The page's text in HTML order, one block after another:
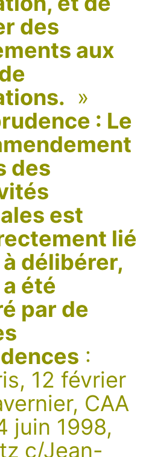
des
aux
»
: Le
des
est
lié
délibérer,
été
par de
:
12 février
CAA
juin 1998,
c/Jean-